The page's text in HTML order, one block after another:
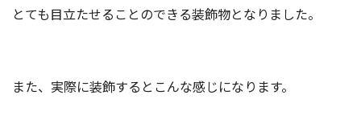
とても目立たせることのできる装飾物となりました。
また、実際に装飾するとこんな感じになります。